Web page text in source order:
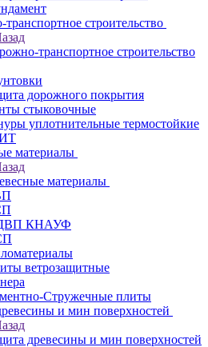
строительство
транспортное строительство
дорожного покрытия
стыковочные
уплотнительные термостойкие
материалы
материалы
КНАУФ
ветрозащитные
Стружечные плиты
и мин поверхностей
древесины и мин поверхностей